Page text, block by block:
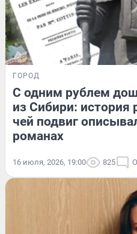
ГОРОД
С одним рублем
из Сибири: история
чей подвиг
романах
16 июля, 2026, 19:00 825